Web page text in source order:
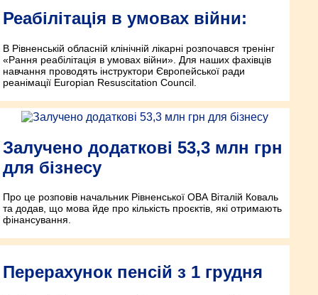
Реабілітація в умовах війни:
В Рівненській обласній клінічній лікарні розпочався тренінг
«Рання реабілітація в умовах війни». Для наших фахівців
навчання проводять інструктори Європейської ради
реанімації Europian Resuscitation Council.
Залучено додаткові 53,3 млн грн
для бізнесу
Про це розповів начальник Рівненської ОВА Віталій Коваль
та додав, що мова йде про кількість проєктів, які отримають
фінансування.
Перерахунок пенсій з 1 грудня